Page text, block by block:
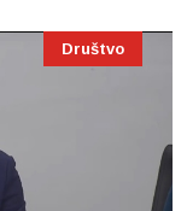
Društvo